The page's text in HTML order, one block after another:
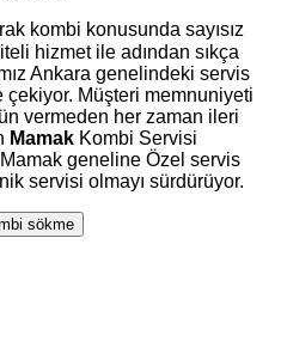
kombi konusunda sayısız
hizmet ile adından sıkça
Ankara genelindeki servis
Müşteri memnuniyeti
vermeden her zaman ileri
Mamak Kombi Servisi
geneline Özel servis
servisi olmayı sürdürüyor.
sökme